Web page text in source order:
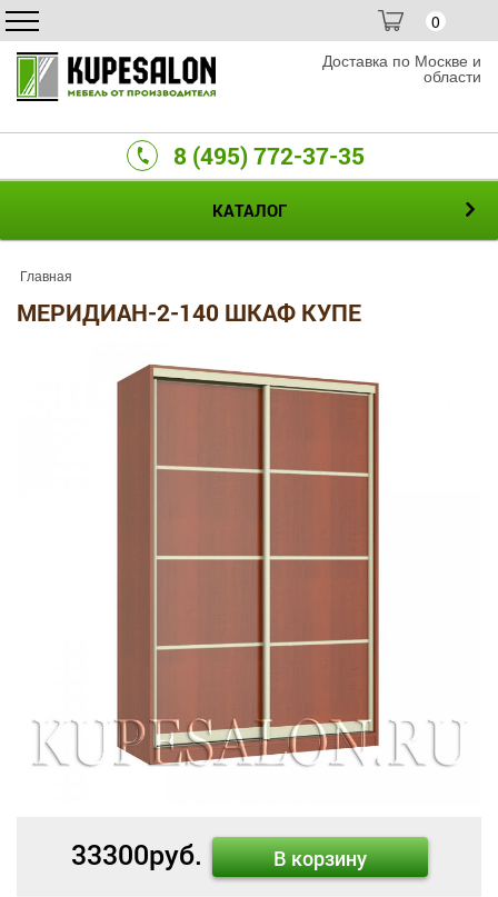
0
Доставка по Москве и
области
8 (495) 772-37-35
КАТАЛОГ
Главная
МЕРИДИАН-2-140 ШКАФ КУПЕ
33300руб. В корзину